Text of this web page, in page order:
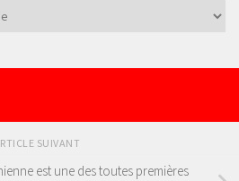
SUIVANT
est une des toutes premières